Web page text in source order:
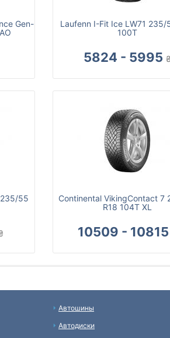
Gen-
Laufenn I-Fit Ice LW71 235/
100T
5824 - 5995 ₴
55
Continental VikingContact 7
R18 104T XL
10509 - 10815
Автошины
Автодиски